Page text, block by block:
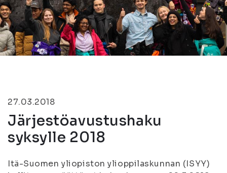
27.03.2018
Järjestöavustushaku
syksylle 2018
Itä-Suomen yliopiston ylioppilaskunnan (ISYY)